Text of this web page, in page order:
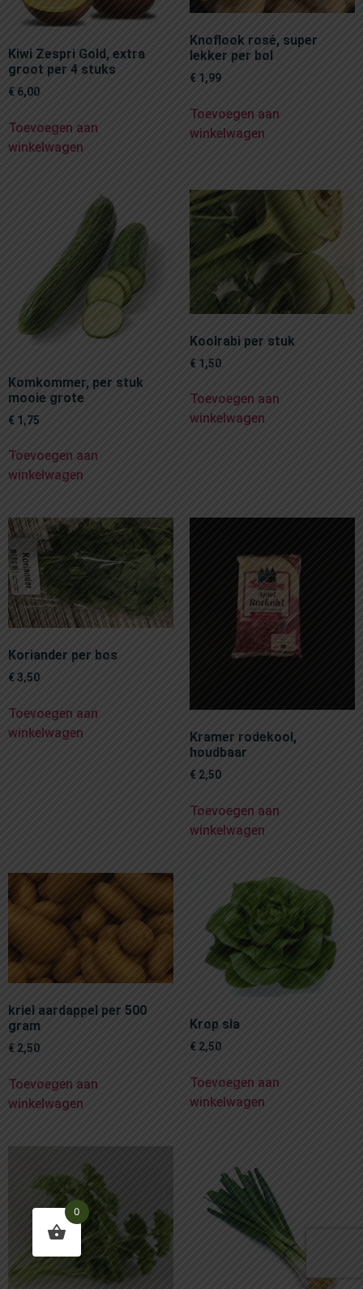
Kiwi Zespri Gold, extra
groot per 4 stuks
€ 6,00
Toevoegen aan
winkelwagen
Knoflook rosé, super
lekker per bol
€ 1,99
Toevoegen aan
winkelwagen
Komkommer, per stuk
mooie grote
€ 1,75
Toevoegen aan
winkelwagen
Koolrabi per stuk
€ 1,50
Toevoegen aan
winkelwagen
Koriander per bos
€3,50
Toevoegen aan
winkelwagen
Kramer rodekool,
houdbaar
€ 2,50
Toevoegen aan
winkelwagen
kriel aardappel per 500
gram
€ 2,50
Toevoegen aan
winkelwagen
Krop sla
€ 2,50
Toevoegen aan
winkelwagen
0